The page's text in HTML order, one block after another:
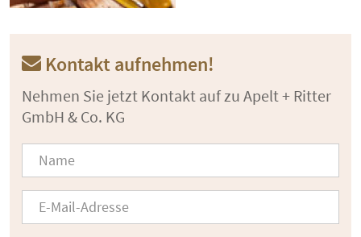
Kontakt aufnehmen!
Nehmen Sie jetzt Kontakt auf zu Apelt + Ritter
GmbH & Co. KG